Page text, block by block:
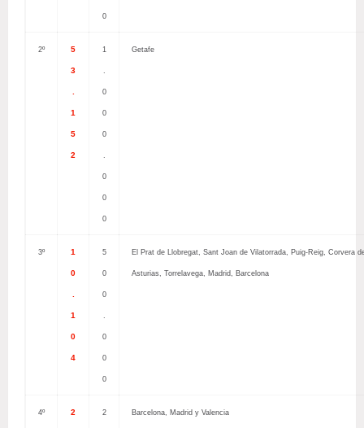
0
2º 5
3
1
5
2
1
.
0
0
0
.
0
0
0
Getafe
3º 1
0
1
0
4
5
0
0
.
0
0
0
El Prat de Llobregat, Sant Joan de Vilatorrada, Puig-Reig, Corvera
Asturias, Torrelavega, Madrid, Barcelona
4º 2 2 Barcelona, Madrid y Valencia